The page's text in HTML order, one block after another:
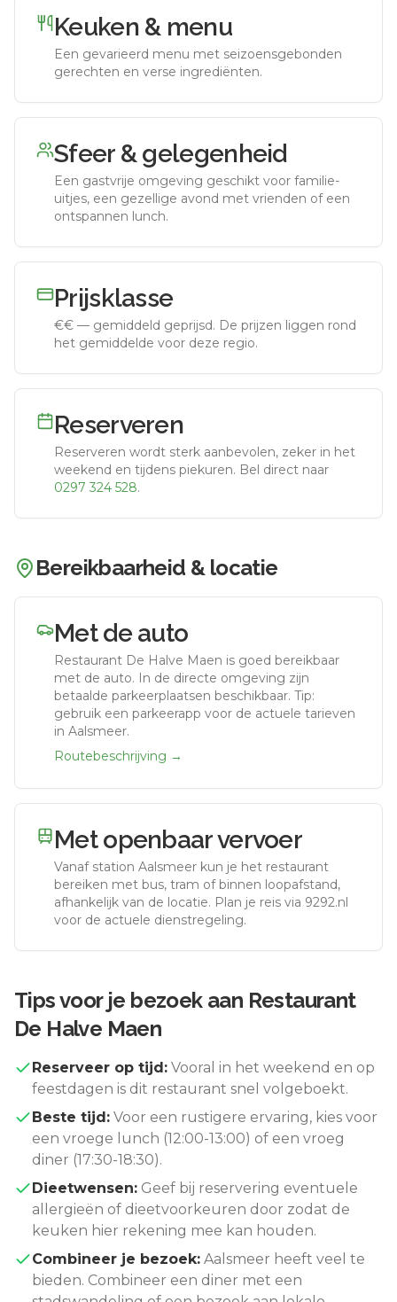
Keuken & menu
Een gevarieerd menu met seizoensgebonden
gerechten en verse ingrediënten.
Sfeer & gelegenheid
Een gastvrije omgeving geschikt voor familie-
uitjes, een gezellige avond met vrienden of een
ontspannen lunch.
Prijsklasse
€€ — gemiddeld geprijsd. De prijzen liggen rond
het gemiddelde voor deze regio.
Reserveren
Reserveren wordt sterk aanbevolen, zeker in het
weekend en tijdens piekuren. Bel direct naar
0297 324 528.
Bereikbaarheid & locatie
Met de auto
Restaurant De Halve Maen is goed bereikbaar
met de auto. In de directe omgeving zijn
betaalde parkeerplaatsen beschikbaar. Tip:
gebruik een parkeerapp voor de actuele tarieven
in Aalsmeer.
Routebeschrijving →
Met openbaar vervoer
Vanaf station Aalsmeer kun je het restaurant
bereiken met bus, tram of binnen loopafstand,
afhankelijk van de locatie. Plan je reis via 9292.nl
voor de actuele dienstregeling.
Tips voor je bezoek aan Restaurant
De Halve Maen
Reserveer op tijd: Vooral in het weekend en op
feestdagen is dit restaurant snel volgeboekt.
Beste tijd: Voor een rustigere ervaring, kies voor
een vroege lunch (12:00-13:00) of een vroeg
diner (17:30-18:30).
Dieetwensen: Geef bij reservering eventuele
allergieën of dieetvoorkeuren door zodat de
keuken hier rekening mee kan houden.
Combineer je bezoek: Aalsmeer heeft veel te
bieden. Combineer een diner met een